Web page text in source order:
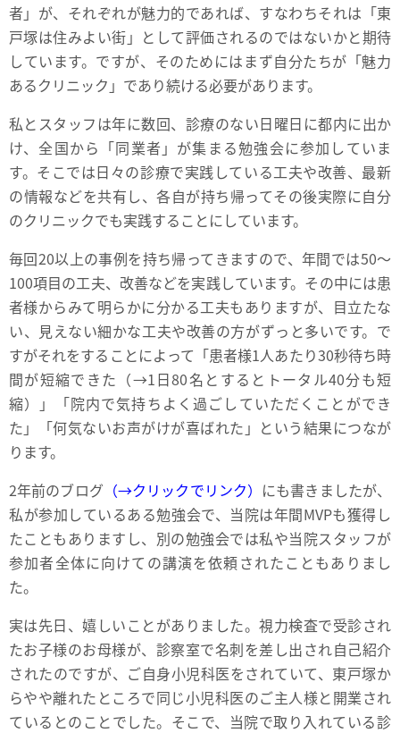
者」が、それぞれが魅力的であれば、すなわちそれは「東
戸塚は住みよい街」として評価されるのではないかと期待
しています。ですが、そのためにはまず自分たちが「魅力
あるクリニック」であり続ける必要があります。
私とスタッフは年に数回、診療のない日曜日に都内に出か
け、全国から「同業者」が集まる勉強会に参加していま
す。そこでは日々の診療で実践している工夫や改善、最新
の情報などを共有し、各自が持ち帰ってその後実際に自分
のクリニックでも実践することにしています。
毎回20以上の事例を持ち帰ってきますので、年間では50～
100項目の工夫、改善などを実践しています。その中には患
者様からみて明らかに分かる工夫もありますが、目立たな
い、見えない細かな工夫や改善の方がずっと多いです。で
すがそれをすることによって「患者様1人あたり30秒待ち時
間が短縮できた（→1日80名とするとトータル40分も短
縮）」「院内で気持ちよく過ごしていただくことができ
た」「何気ないお声がけが喜ばれた」という結果につなが
ります。
2年前のブログ （→クリックでリンク） にも書きましたが、
私が参加しているある勉強会で、当院は年間MVPも獲得し
たこともありますし、別の勉強会では私や当院スタッフが
参加者全体に向けての講演を依頼されたこともありまし
た。
実は先日、嬉しいことがありました。視力検査で受診され
たお子様のお母様が、診察室で名刺を差し出され自己紹介
されたのですが、ご自身小児科医をされていて、東戸塚か
らやや離れたところで同じ小児科医のご主人様と開業され
ているとのことでした。そこで、当院で取り入れている診